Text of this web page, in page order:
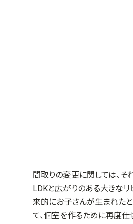
間取りの変更に関しては、そ
LDKと広がりのある大きなリ
来的にお子さんが生まれた
て、個室を作るために再度